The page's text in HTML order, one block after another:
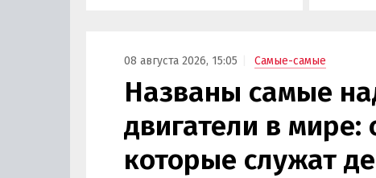
08 августа 2026, 15:05 Самые-самые
Названы самые
двигатели в мире:
которые служат